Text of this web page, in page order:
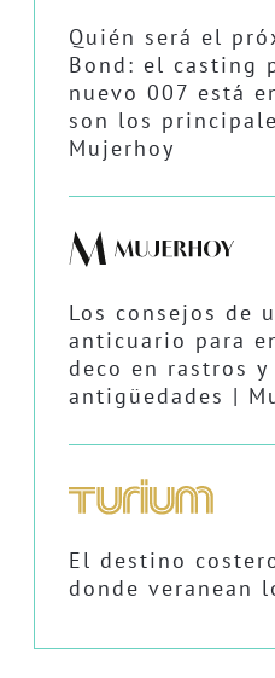
Quién será el
Bond: el casting
nuevo 007 está
son los
Mujerhoy
Los consejos de
anticuario para
deco en rastros
antigüedades |
El destino
donde veranean